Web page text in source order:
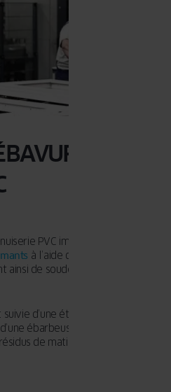
DES
PVC implique la soudure des
à l’aide d’une soudeuse
de souder simultanément les
d’une étape de nettoyage
ébarbeuse, cette étape vise à
de matière résultant du